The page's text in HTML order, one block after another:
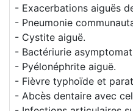
- Exacerbations aiguës
- Pneumonie
- Cystite aiguë.
- Bactériurie
- Pyélonéphrite aiguë.
- Fièvre typhoïde et
- Abcès dentaire avec